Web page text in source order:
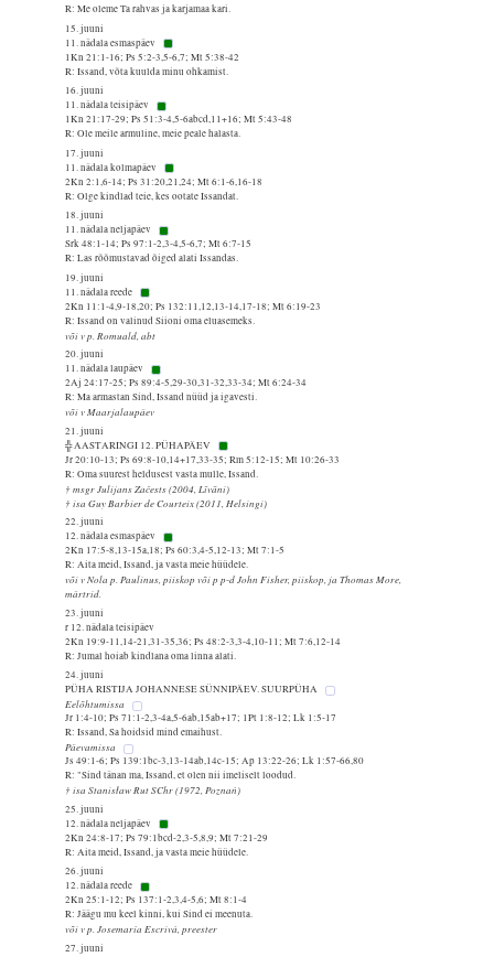
R: Me oleme Ta rahvas ja karjamaa kari.
15. juuni
11. nädala esmaspäev
1Kn 21:1-16; Ps 5:2-3,5-6,7; Mt 5:38-42
R: Issand, võta kuulda minu ohkamist.
16. juuni
11. nädala teisipäev
1Kn 21:17-29; Ps 51:3-4,5-6abcd,11+16; Mt 5:43-48
R: Ole meile armuline, meie peale halasta.
17. juuni
11. nädala kolmapäev
2Kn 2:1,6-14; Ps 31:20,21,24; Mt 6:1-6,16-18
R: Olge kindlad teie, kes ootate Issandat.
18. juuni
11. nädala neljapäev
Srk 48:1-14; Ps 97:1-2,3-4,5-6,7; Mt 6:7-15
R: Las rõõmustavad õiged alati Issandas.
19. juuni
11. nädala reede
2Kn 11:1-4,9-18,20; Ps 132:11,12,13-14,17-18; Mt 6:19-23
R: Issand on valinud Siioni oma eluasemeks.
või v p. Romuald, abt
20. juuni
11. nädala laupäev
2Aj 24:17-25; Ps 89:4-5,29-30,31-32,33-34; Mt 6:24-34
R: Ma armastan Sind, Issand nüüd ja igavesti.
või v Maarjalaupäev
21. juuni
╬ AASTARINGI 12. PÜHAPÄEV
Jr 20:10-13; Ps 69:8-10,14+17,33-35; Rm 5:12-15; Mt 10:26-33
R: Oma suurest heldusest vasta mulle, Issand.
† msgr Julijans Začests (2004, Līvāni)
† isa Guy Barbier de Courteix (2011, Helsingi)
22. juuni
12. nädala esmaspäev
2Kn 17:5-8,13-15a,18; Ps 60:3,4-5,12-13; Mt 7:1-5
R: Aita meid, Issand, ja vasta meie hüüdele.
või v Nola p. Paulinus, piiskop või p p-d John Fisher, piiskop, ja Thomas More,
märtrid.
23. juuni
r 12. nädala teisipäev
2Kn 19:9-11,14-21,31-35,36; Ps 48:2-3,3-4,10-11; Mt 7:6,12-14
R: Jumal hoiab kindlana oma linna alati.
24. juuni
PÜHA RISTIJA JOHANNESE SÜNNIPÄEV. SUURPÜHA
Eelõhtumissa
Jr 1:4-10; Ps 71:1-2,3-4a,5-6ab,15ab+17; 1Pt 1:8-12; Lk 1:5-17
R: Issand, Sa hoidsid mind emaihust.
Päevamissa
Js 49:1-6; Ps 139:1bc-3,13-14ab,14c-15; Ap 13:22-26; Lk 1:57-66,80
R: "Sind tänan ma, Issand, et olen nii imeliselt loodud.
† isa Stanisław Rut SChr (1972, Poznań)
25. juuni
12. nädala neljapäev
2Kn 24:8-17; Ps 79:1bcd-2,3-5,8,9; Mt 7:21-29
R: Aita meid, Issand, ja vasta meie hüüdele.
26. juuni
12. nädala reede
2Kn 25:1-12; Ps 137:1-2,3,4-5,6; Mt 8:1-4
R: Jäägu mu keel kinni, kui Sind ei meenuta.
või v p. Josemaría Escrivá, preester
27. juuni